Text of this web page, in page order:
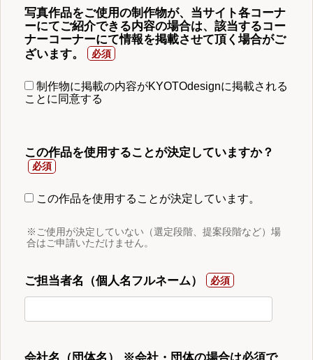
写真作品をご使用の制作物が、当サイト各コーナ
ーにてご紹介できる内容の場合は、該当するコー
ナーコーナーにて情報を掲載させて頂く場合がご
ざいます。
制作物に掲載の内容がKYOTOdesignに掲載される
ことに同意する
この作品を使用することが決定していますか？
この作品を使用することが決定しています。
※ご使用が決定していない（選定段階、提案段階など）場
合はご申請いただけません。
ご担当者名（個人名フルネーム）